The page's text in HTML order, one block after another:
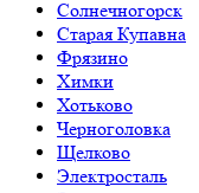
Солнечногорск
Старая Купавна
Фрязино
Химки
Хотьково
Черноголовка
Щелково
Электросталь